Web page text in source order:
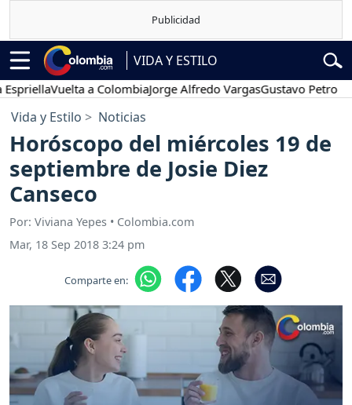
VIDA Y ESTILO
Vuelta a ColombiaJorge Alfredo VargasGustavo Petro
Vida y Estilo Noticias
Horóscopo del miércoles 19 de
septiembre de Josie Diez
Canseco
Por: Viviana Yepes • Colombia.com
Mar, 18 Sep 2018 3:24 pm
Comparte en: